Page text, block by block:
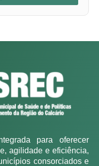
para oferecer
agilidade e eficiência,
consorciados e